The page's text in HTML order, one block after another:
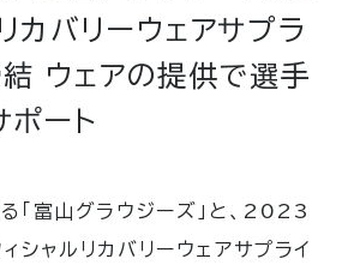
カバリーウェアサプラ
ウェアの提供で選手
ポート
「富山グラウジーズ」と、
2023
シャルリカバリーウェアサプライ